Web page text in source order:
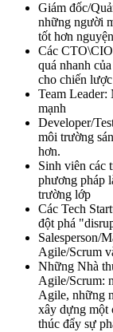
Giám đốc/
những người
tốt hơn
Các
quá nhanh
cho chiến
Team
mạnh
Developer/
môi trường
hơn.
Sinh viên các
phương pháp
trường lớp
Các Tech
đột phá
Salesperson/
Agile/Scrum
Những Nhà
Agile/Scrum:
Agile, những
xây dựng một
thúc đẩy sự